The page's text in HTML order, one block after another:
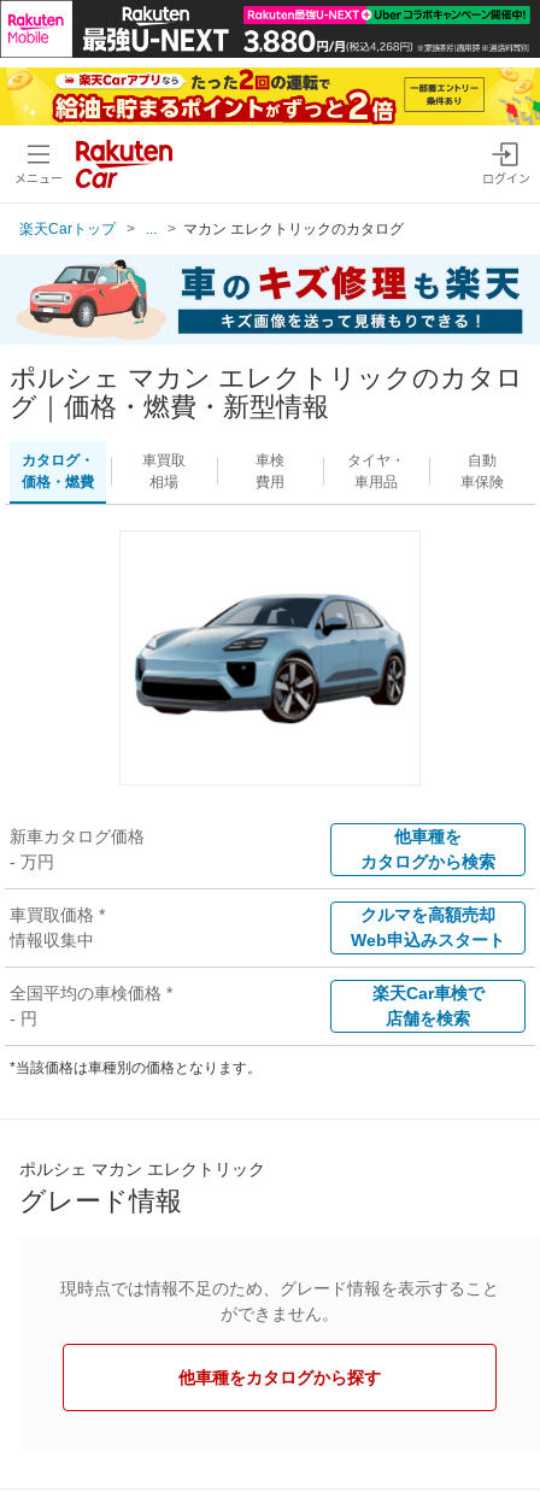
メニュー ログイン
楽天Carトップ マカン エレクトリックのカタログ
ポルシェ マカン エレクトリックのカタロ
グ｜価格・燃費・新型情報
カタログ・
価格・燃費
車買取
相場
車検
費用
タイヤ・
車用品
自動
車保険
新車カタログ価格
- 万円
他車種を
カタログから検索
車買取価格 *
情報収集中
クルマを高額売却
Web申込みスタート
全国平均の車検価格 *
- 円
楽天Car車検で
店舗を検索
*当該価格は車種別の価格となります。
ポルシェ マカン エレクトリック
グレード情報
現時点では情報不足のため、グレード情報を表示すること
ができません。
他車種をカタログから探す